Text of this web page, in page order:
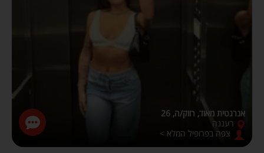
אנרגטית מאוד, רווק/ה, 26
רעננה
צפה בפרופיל המלא >